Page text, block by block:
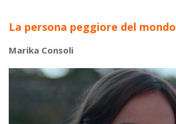
La persona peggiore del mondo
Marika Consoli